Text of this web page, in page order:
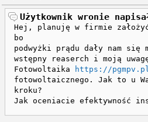
Użytkownik wronie
Hej, planuję w firmie
bo
podwyżki prądu dały nam się
wstępny reaserch i moją
Fotowoltaika
https://
fotowoltaicznego. Jak to u
kroku?
Jak oceniacie efektywność